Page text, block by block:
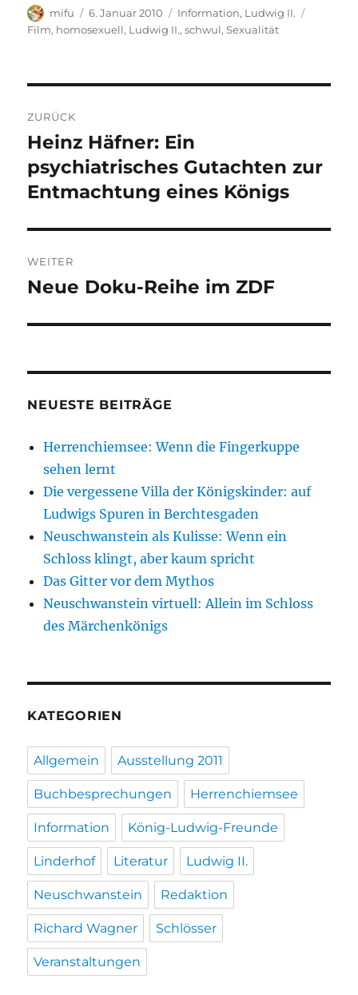
Autor
mifu
Veröffentlicht
am
6. Januar 2010 Kategorien
Information, Ludwig II.
Film, homosexuell, Ludwig II.,schwul,Sexualität
ZURÜCK
Vorheriger
Beitrag:
Heinz Häfner: Ein
psychiatrisches Gutachten zur
Entmachtung eines Königs
WEITER
Nächster
Neue Doku-Reihe im ZDF
NEUESTE BEITRÄGE
Herrenchiemsee: Wenn die Fingerkuppe
sehen lernt
Die vergessene Villa der Königskinder: auf
Ludwigs Spuren in Berchtesgaden
Neuschwanstein als Kulisse: Wenn ein
Schloss klingt, aber kaum spricht
Das Gitter vor dem Mythos
Neuschwanstein virtuell: Allein im Schloss
des Märchenkönigs
KATEGORIEN
Allgemein Ausstellung 2011
Buchbesprechungen Herrenchiemsee
Information König-Ludwig-Freunde
Linderhof Literatur Ludwig II.
Neuschwanstein Redaktion
Richard Wagner Schlösser
Veranstaltungen